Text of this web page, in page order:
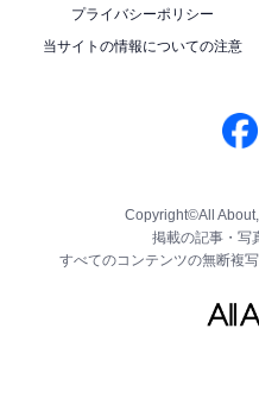
プライバシーポリシー
当サイトの情報についての注意
Copyright©All
掲載の記事・写
すべてのコンテンツの無断複